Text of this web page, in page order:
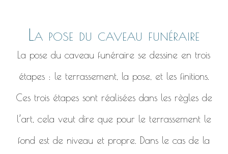
La pose du caveau funéraire
La pose du caveau funéraire se dessine en trois
étapes : le terrassement, la pose, et les finitions.
Ces trois étapes sont réalisées dans les règles de
l’art, cela veut dire que pour le terrassement le
fond est de niveau et propre. Dans le cas de la